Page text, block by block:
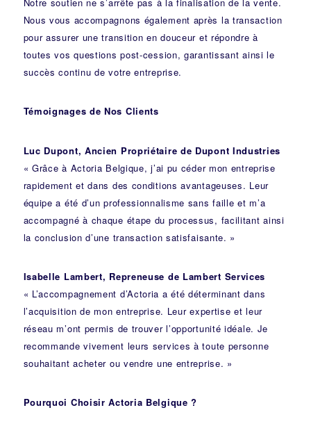
Notre soutien ne s’arrête pas à la finalisation de la vente.
Nous vous accompagnons également après la transaction
pour assurer une transition en douceur et répondre à
toutes vos questions post-cession, garantissant ainsi le
succès continu de votre entreprise.
Témoignages de Nos Clients
Luc Dupont, Ancien Propriétaire de Dupont Industries
« Grâce à Actoria Belgique, j’ai pu céder mon entreprise
rapidement et dans des conditions avantageuses. Leur
équipe a été d’un professionnalisme sans faille et m’a
accompagné à chaque étape du processus, facilitant ainsi
la conclusion d’une transaction satisfaisante. »
Isabelle Lambert, Repreneuse de Lambert Services
« L’accompagnement d’Actoria a été déterminant dans
l’acquisition de mon entreprise. Leur expertise et leur
réseau m’ont permis de trouver l’opportunité idéale. Je
recommande vivement leurs services à toute personne
souhaitant acheter ou vendre une entreprise. »
Pourquoi Choisir Actoria Belgique ?